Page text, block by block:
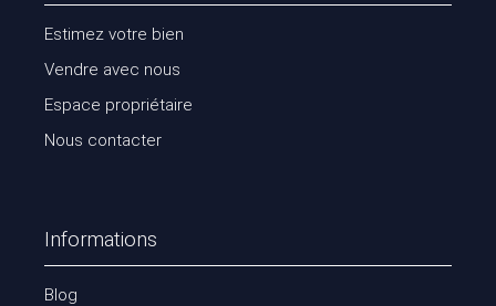
Estimez votre bien
Vendre avec nous
Espace propriétaire
Nous contacter
Informations
Blog